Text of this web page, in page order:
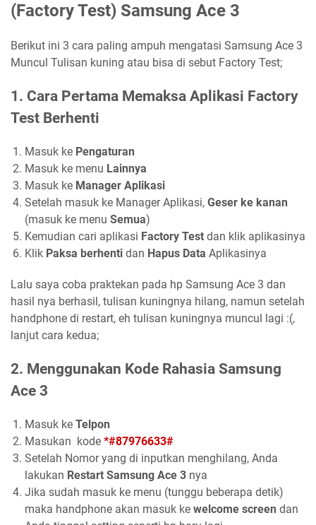
(Factory Test) Samsung Ace 3
Berikut ini 3 cara paling ampuh mengatasi Samsung Ace 3
Muncul Tulisan kuning atau bisa di sebut Factory Test;
1. Cara Pertama Memaksa Aplikasi Factory
Test Berhenti
Masuk ke Pengaturan
Masuk ke menu Lainnya
Masuk ke Manager Aplikasi
Setelah masuk ke Manager Aplikasi, Geser ke kanan
(masuk ke menu Semua)
Kemudian cari aplikasi Factory Test dan klik aplikasinya
Klik Paksa berhenti dan Hapus Data Aplikasinya
Lalu saya coba praktekan pada hp Samsung Ace 3 dan
hasil nya berhasil, tulisan kuningnya hilang, namun setelah
handphone di restart, eh tulisan kuningnya muncul lagi :(,
lanjut cara kedua;
2. Menggunakan Kode Rahasia Samsung
Ace 3
Masuk ke Telpon
Masukan kode *#87976633#
Setelah Nomor yang di inputkan menghilang, Anda
lakukan Restart Samsung Ace 3 nya
Jika sudah masuk ke menu (tunggu beberapa detik)
maka handphone akan masuk ke welcome screen dan